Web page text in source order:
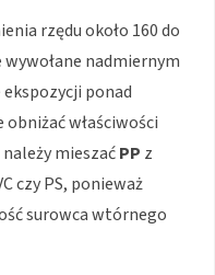
rzędu około 160 do
wywołane nadmiernym
ponad
właściwości
mieszaćPP z
czy PS, ponieważ
surowca wtórnego